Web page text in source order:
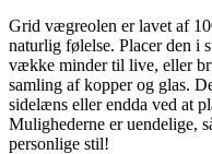
Grid vægreolen er lavet af
naturlig følelse. Placer den i
vække minder til live, eller
samling af kopper og glas.
sidelæns eller endda ved at
Mulighederne er uendelige,
personlige stil!